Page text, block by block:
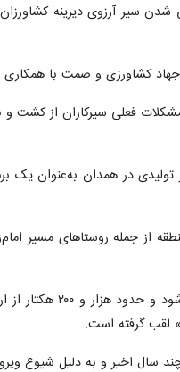
شدن سیر آرزوی دیرینه
و صمت با همکاری
فعلی سیرکاران از کشت
محصول سیر همدان در ۱۲ روستای
بیشترین میزان
لقب گرفته است.